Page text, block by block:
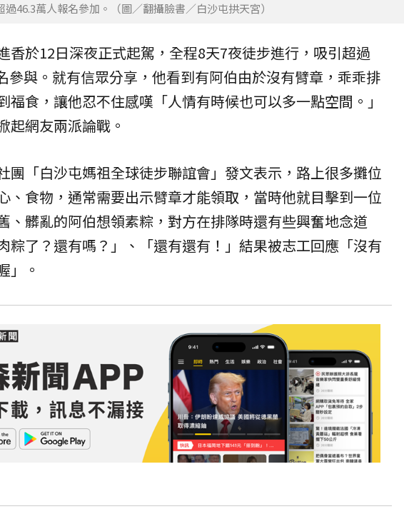
46.3萬人報名參加。（圖／翻攝臉書／白沙屯拱天宮）
香於12日深夜正式起駕，全程8天7夜徒步進行，吸引超過
參與。就有信眾分享，他看到有阿伯由於沒有臂章 ，乖乖排
福食 ，讓他忍不住感嘆「人情有時候也可以多一點空間。」
起網友兩派論戰。
團「白沙屯媽祖全球徒步聯誼會」發文表示，路上很多攤位
、食物，通常需要出示臂章才能領取，當時他就目擊到一位
、髒亂的阿伯想領素粽，對方在排隊時還有些興奮地念道
粽了？還有嗎？」、「還有還有！」結果被志工回應「沒有
」。